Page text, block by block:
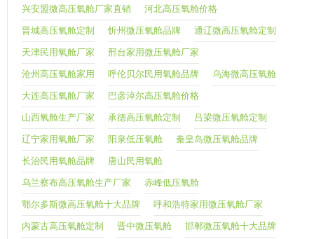
兴安盟微高压氧舱厂家直销 河北高压氧舱价格
晋城高压氧舱定制 忻州微压氧舱品牌 通辽微高压氧舱定制
天津民用氧舱厂家 邢台家用微压氧舱厂家
沧州高压氧舱家用 呼伦贝尔民用氧舱品牌 乌海微高压氧舱
大连高压氧舱厂家 巴彦淖尔高压氧舱价格
山西氧舱生产厂家 承德高压氧舱定制 吕梁微压氧舱定制
辽宁家用氧舱厂家 阳泉低压氧舱 秦皇岛微压氧舱品牌
长治民用氧舱品牌 唐山民用氧舱
乌兰察布高压氧舱生产厂家 赤峰低压氧舱
鄂尔多斯微高压氧舱十大品牌 呼和浩特家用微压氧舱厂家
内蒙古高压氧舱定制 晋中微压氧舱 邯郸微压氧舱十大品牌